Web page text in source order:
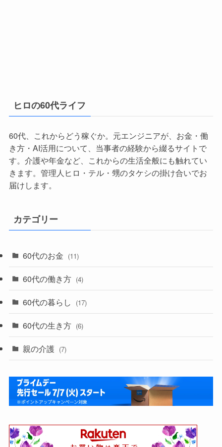
ヒロの60代ライフ
60代、これからどう稼ぐか。元エンジニアが、お金・働
き方・AI活用について、当事者の経験から綴るサイトで
す。介護や年金など、これからの生活全般にも触れてい
きます。管理人ヒロ・テル・甥のタケシの掛け合いでお
届けします。
カテゴリー
60代のお金 (11)
60代の働き方 (4)
60代の暮らし (17)
60代の生き方 (6)
親の介護 (7)